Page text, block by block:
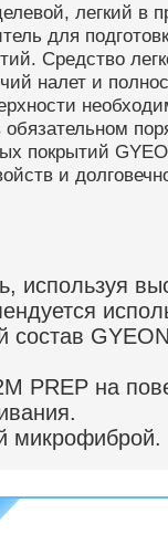
легкий в
для
Средство
налет и
покрытий
и
используя
состав
PREP на
микрофиброй.